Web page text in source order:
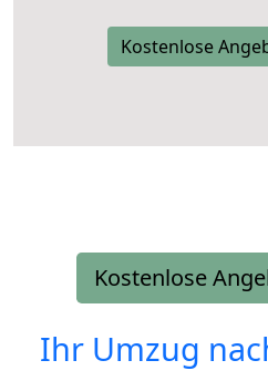
Kostenlose
Kostenlose
Ihr Umzug